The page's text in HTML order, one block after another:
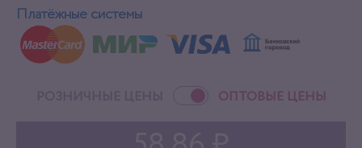
Платёжные системы
ОПТОВЫЕ ЦЕНЫ